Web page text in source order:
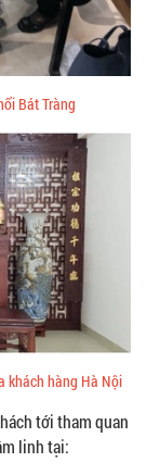
Bát Tràng
khách hàng Hà Nội
tới tham quan
linh tại: